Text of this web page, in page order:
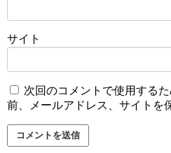
サイト
次回のコメントで使用する
前、メールアドレス、サイトを